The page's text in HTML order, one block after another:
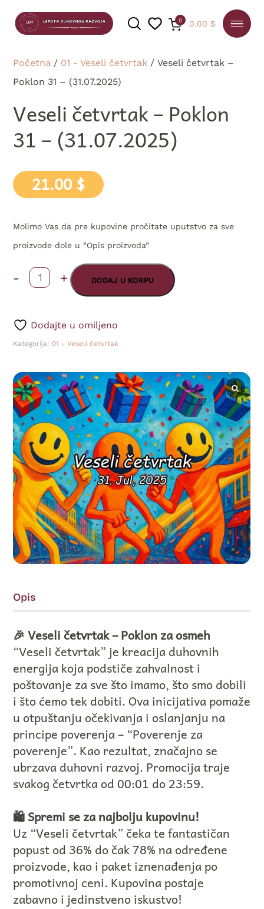
0 0.00 $
Početna / 01 - Veseli četvrtak / Veseli četvrtak –
Poklon 31 – (31.07.2025)
Veseli četvrtak – Poklon
31 – (31.07.2025)
21.00$
Molimo Vas da pre kupovine pročitate uputstvo za sve
proizvode dole u “Opis proizvoda”
-
Veseli
Poklon
31
-
(31.07.2025)
količina
+ DODAJ U KORPU
Dodajte u omiljeno
Kategorija: 01 - Veseli četvrtak
Opis
🎉 Veseli četvrtak – Poklon za osmeh
“Veseli četvrtak” je kreacija duhovnih
energija koja podstiče zahvalnost i
poštovanje za sve što imamo, što smo dobili
i što ćemo tek dobiti. Ova inicijativa pomaže
u otpuštanju očekivanja i oslanjanju na
principe poverenja – “Poverenje za
poverenje”. Kao rezultat, značajno se
ubrzava duhovni razvoj. Promocija traje
svakog četvrtka od 00:01 do 23:59.
🛍️ Spremi se za najbolju kupovinu!
Uz “Veseli četvrtak” čeka te fantastičan
popust od 36% do čak 78% na određene
proizvode, kao i paket iznenađenja po
promotivnoj ceni. Kupovina postaje
zabavno i jedinstveno iskustvo!